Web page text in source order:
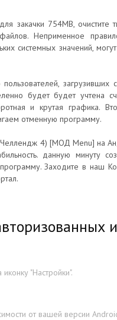
закачки 754MB,
Неприменное
системных значений,
загрузивших
будет будет учтена
и крутая графика.
отменную программу.
4) [МОД Menu] на
данную минуту
Заходите в наш
"Настройки".
от вашей версии